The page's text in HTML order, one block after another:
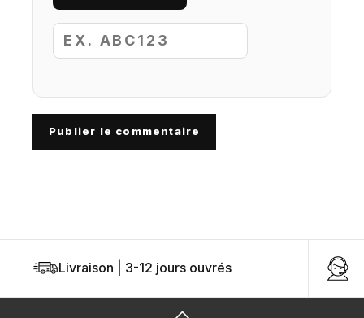
Publier le commentaire
Livraison | 3-12 jours ouvrés